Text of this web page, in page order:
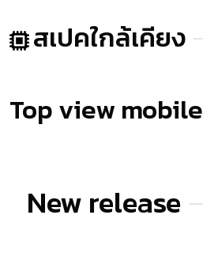
สเปคใกล้เคียง
Top view mobile
New release